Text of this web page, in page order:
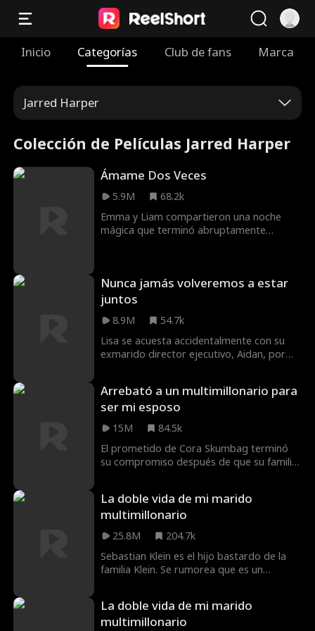
Inicio Categorías Club de fans Marca
Jarred Harper
Colección de Películas Jarred Harper
Ámame Dos Veces
5.9M
68.2k
Emma y Liam compartieron una noche
mágica que terminó abruptamente
Emma donde Liam es el padrino. A medida
que vuelven a la vida sus sentimientos,
Emma decide fingir salir con Liam por un
fin de semana para que su ex la deje en
paz.
Nunca jamás volveremos a estar
juntos
8.9M
54.7k
Lisa se acuesta accidentalmente con su
exmarido director ejecutivo, Aidan, por
siguiente, en una comedia de identidades
mixtas, Aidan la contrata para que sea su
secretaria y comienza a perseguirla. ¿Ella
lo aceptará de regreso?
Arrebató a un multimillonario para
ser mi esposo
15M
84.5k
El prometido de Cora Skumbag terminó
su compromiso después de que su familia
hombre más rico de la ciudad, ¡que
también resulta ser el tío del cabro!
La doble vida de mi marido
multimillonario
25.8M
204.7k
Sebastian Klein es el hijo bastardo de la
familia Klein. Se rumorea que es un
juicio se casaría con él, hasta que lo hace
Natalie Quinn. Lo que no sabe es que en
La doble vida de mi marido
multimillonario